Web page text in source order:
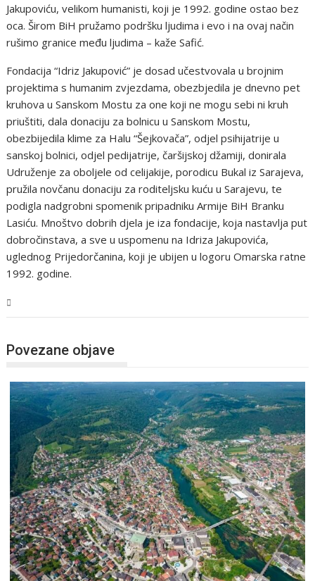
Jakupoviću, velikom humanisti, koji je 1992. godine ostao bez
oca. Širom BiH pružamo podršku ljudima i evo i na ovaj način
rušimo granice među ljudima – kaže Safić.
Fondacija “Idriz Jakupović” je dosad učestvovala u brojnim
projektima s humanim zvjezdama, obezbjedila je dnevno pet
kruhova u Sanskom Mostu za one koji ne mogu sebi ni kruh
priuštiti, dala donaciju za bolnicu u Sanskom Mostu,
obezbijedila klime za Halu “Šejkovača”, odjel psihijatrije u
sanskoj bolnici, odjel pedijatrije, čaršijskoj džamiji, donirala
Udruženje za oboljele od celijakije, porodicu Bukal iz Sarajeva,
pružila novčanu donaciju za roditeljsku kuću u Sarajevu, te
podigla nadgrobni spomenik pripadniku Armije BiH Branku
Lasiću. Mnoštvo dobrih djela je iza fondacije, koja nastavlja put
dobročinstava, a sve u uspomenu na Idriza Jakupovića,
uglednog Prijedorčanina, koji je ubijen u logoru Omarska ratne
1992. godine.
Povezane objave